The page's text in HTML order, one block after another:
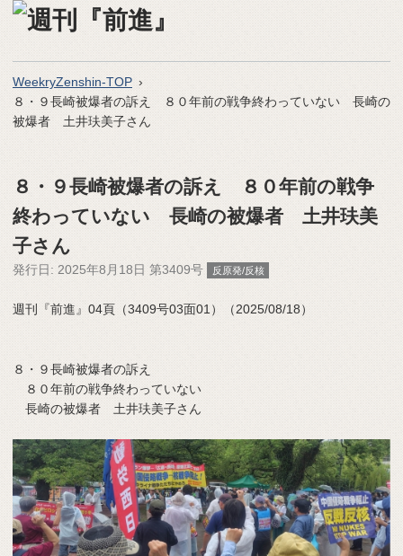
WeekryZenshin-TOP
８・９長崎被爆者の訴え ８０年前の戦争終わっていない 長崎の
被爆者 土井玞美子さん
８・９長崎被爆者の訴え ８０年前の戦争
終わっていない 長崎の被爆者 土井玞美
子さん
発行日: 2025年8月18日 第3409号 反原発/反核
週刊『前進』04頁（3409号03面01）（2025/08/18）
８・９長崎被爆者の訴え
８０年前の戦争終わっていない
長崎の被爆者 土井玞美子さん